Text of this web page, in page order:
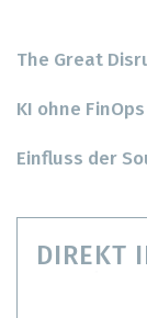
The Great
KI ohne
Einfluss der
DIREKT